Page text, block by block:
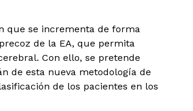
que se incrementa de forma
de la EA, que permita
Con ello, se pretende
de esta nueva metodología de
de los pacientes en los